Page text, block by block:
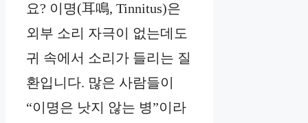
요? 이명(耳鳴, Tinnitus)은
외부 소리 자극이 없는데도
귀 속에서 소리가 들리는 질
환입니다. 많은 사람들이
“이명은 낫지 않는 병”이라